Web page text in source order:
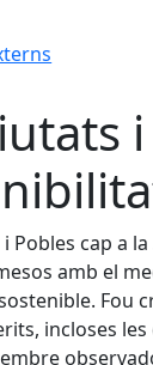
i Pobles cap a
amb el
Fou
incloses